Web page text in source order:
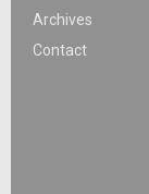
Archives
Contact